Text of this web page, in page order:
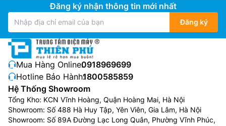
Đăng ký nhận thông tin mới nhất
Đăng ký
Mua Hàng Online:0918969699
Hotline Bảo Hành:1800585859
Hệ Thống Showroom
Tổng Kho: KCN Vĩnh Hoàng, Quận Hoàng Mai, Hà Nội
Showroom: Số 488 Hà Huy Tập, Yên Viên, Gia Lâm, Hà Nội
Showroom: Số 89A Đường Lạc Long Quân, Phường Vĩnh Phúc,